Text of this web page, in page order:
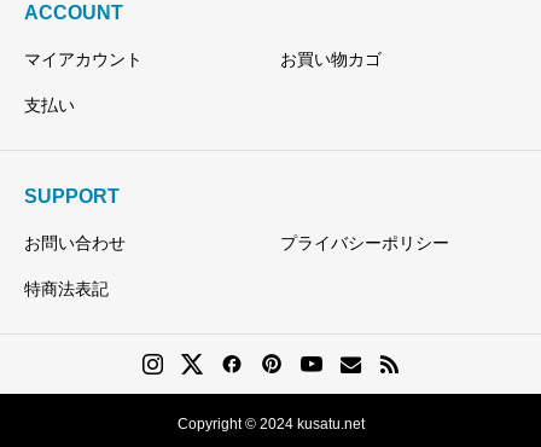
ACCOUNT
マイアカウント お買い物カゴ
支払い
SUPPORT
お問い合わせ プライバシーポリシー
特商法表記
Copyright © 2024 kusatu.net